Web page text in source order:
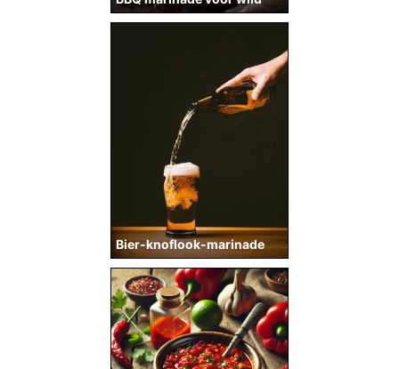
Bier-knoflook-marinade